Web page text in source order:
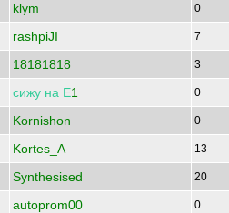
klym 0
rashpiJI 7
18181818 3
сижу на Е1 0
Kornishon 0
Kortes_A 13
Synthesised 20
autoprom00 0